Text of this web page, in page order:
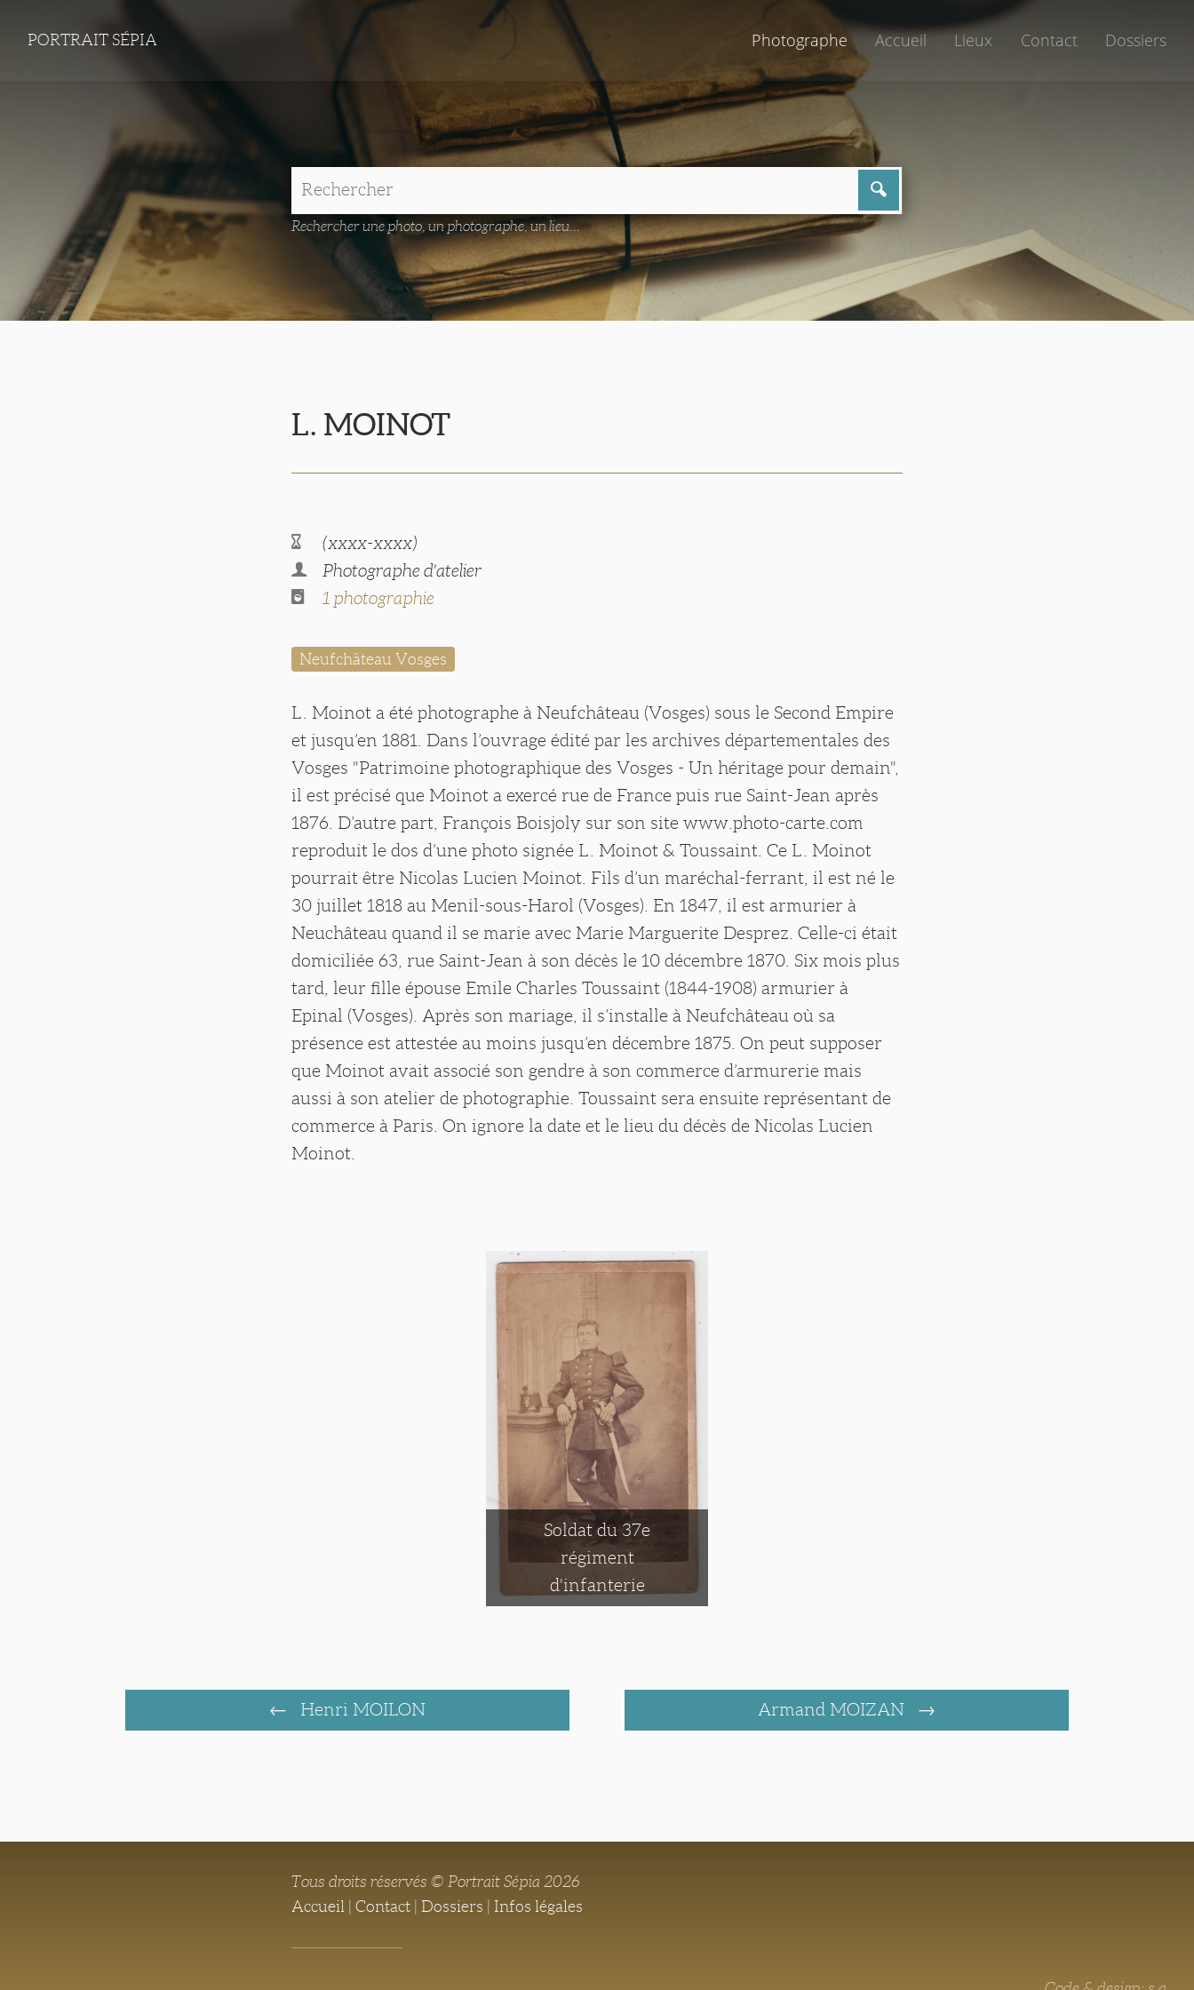
PORTRAIT SÉPIA Photographe Accueil Lieux Contact Dossiers
Rechercher une photo, un photographe, un lieu...
L. MOINOT
(xxxx-xxxx)
Photographe d'atelier
1 photographie
Neufchâteau Vosges
L. Moinot a été photographe à Neufchâteau (Vosges) sous le Second Empire
et jusqu’en 1881. Dans l’ouvrage édité par les archives départementales des
Vosges "Patrimoine photographique des Vosges - Un héritage pour demain",
il est précisé que Moinot a exercé rue de France puis rue Saint-Jean après
1876. D’autre part, François Boisjoly sur son site www.photo-carte.com
reproduit le dos d’une photo signée L. Moinot & Toussaint. Ce L. Moinot
pourrait être Nicolas Lucien Moinot. Fils d’un maréchal-ferrant, il est né le
30 juillet 1818 au Menil-sous-Harol (Vosges). En 1847, il est armurier à
Neuchâteau quand il se marie avec Marie Marguerite Desprez. Celle-ci était
domiciliée 63, rue Saint-Jean à son décès le 10 décembre 1870. Six mois plus
tard, leur fille épouse Emile Charles Toussaint (1844-1908) armurier à
Epinal (Vosges). Après son mariage, il s’installe à Neufchâteau où sa
présence est attestée au moins jusqu’en décembre 1875. On peut supposer
que Moinot avait associé son gendre à son commerce d’armurerie mais
aussi à son atelier de photographie. Toussaint sera ensuite représentant de
commerce à Paris. On ignore la date et le lieu du décès de Nicolas Lucien
Moinot.
Soldat du 37e
régiment
d'infanterie
Henri MOILON Armand MOIZAN
Tous droits réservés © Portrait Sépia 2026
Accueil |Contact Dossiers Infos légales